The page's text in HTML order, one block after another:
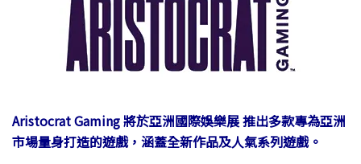
Aristocrat Gaming 將於亞洲國際娛樂展 推出多款專為亞洲
市場量身打造的遊戲，涵蓋全新作品及人氣系列遊戲。